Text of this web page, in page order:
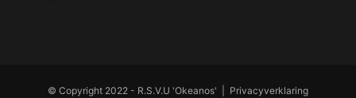
© Copyright 2022 - R.S.V.U 'Okeanos' | Privacyverklaring